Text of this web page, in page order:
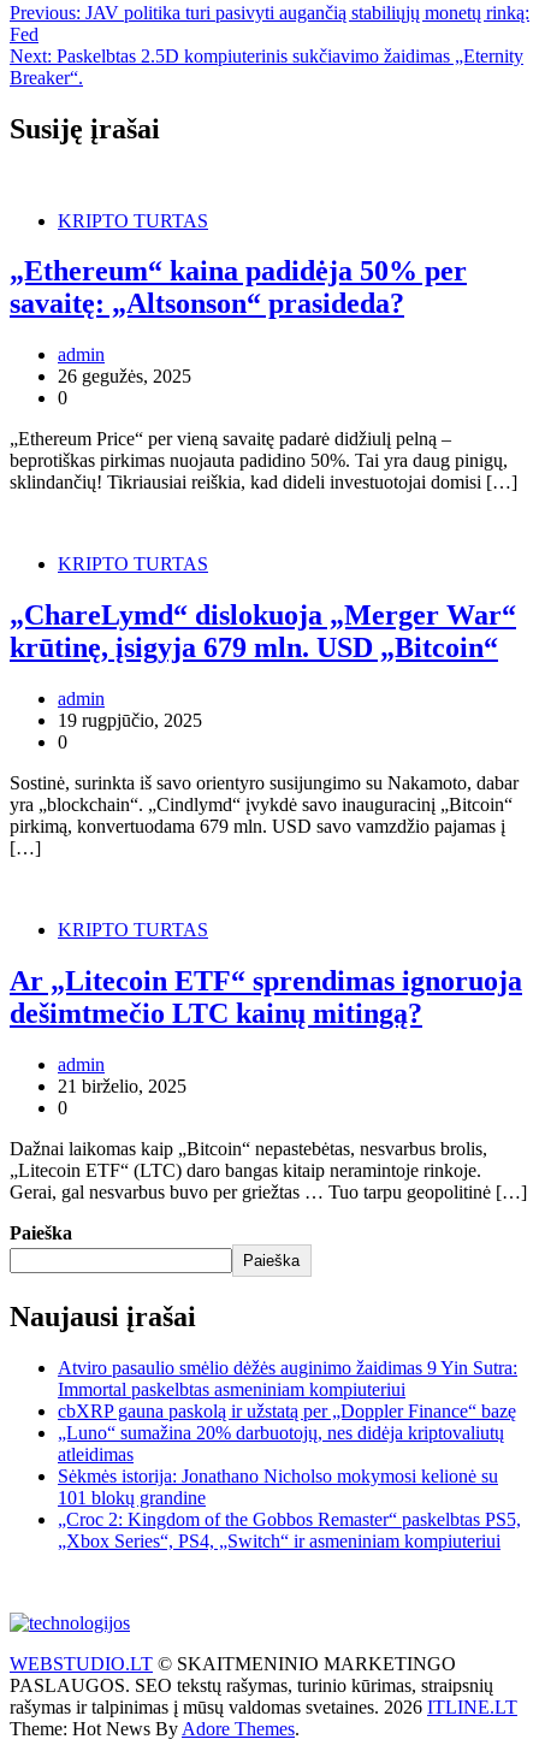
Previous: JAV politika turi pasivyti augančią stabiliųjų monetų rinką:
Fed
Next: Paskelbtas 2.5D kompiuterinis sukčiavimo žaidimas „Eternity
Breaker“.
Susiję įrašai
KRIPTO TURTAS
„Ethereum“ kaina padidėja 50% per
savaitę: „Altsonson“ prasideda?
admin
26 gegužės, 2025
0
„Ethereum Price“ per vieną savaitę padarė didžiulį pelną –
beprotiškas pirkimas nuojauta padidino 50%. Tai yra daug pinigų,
sklindančių! Tikriausiai reiškia, kad dideli investuotojai domisi […]
KRIPTO TURTAS
„ChareLymd“ dislokuoja „Merger War“
krūtinę, įsigyja 679 mln. USD „Bitcoin“
admin
19 rugpjūčio, 2025
0
Sostinė, surinkta iš savo orientyro susijungimo su Nakamoto, dabar
yra „blockchain“. „Cindlymd“ įvykdė savo inauguracinį „Bitcoin“
pirkimą, konvertuodama 679 mln. USD savo vamzdžio pajamas į
[…]
KRIPTO TURTAS
Ar „Litecoin ETF“ sprendimas ignoruoja
dešimtmečio LTC kainų mitingą?
admin
21 birželio, 2025
0
Dažnai laikomas kaip „Bitcoin“ nepastebėtas, nesvarbus brolis,
„Litecoin ETF“ (LTC) daro bangas kitaip neramintoje rinkoje.
Gerai, gal nesvarbus buvo per griežtas … Tuo tarpu geopolitinė […]
Paieška
Paieška
Naujausi įrašai
Atviro pasaulio smėlio dėžės auginimo žaidimas 9 Yin Sutra:
Immortal paskelbtas asmeniniam kompiuteriui
cbXRP gauna paskolą ir užstatą per „Doppler Finance“ bazę
„Luno“ sumažina 20% darbuotojų, nes didėja kriptovaliutų
atleidimas
Sėkmės istorija: Jonathano Nicholso mokymosi kelionė su
101 blokų grandine
„Croc 2: Kingdom of the Gobbos Remaster“ paskelbtas PS5,
„Xbox Series“, PS4, „Switch“ ir asmeniniam kompiuteriui
WEBSTUDIO.LT © SKAITMENINIO MARKETINGO
PASLAUGOS. SEO tekstų rašymas, turinio kūrimas, straipsnių
rašymas ir talpinimas į mūsų valdomas svetaines. 2026 ITLINE.LT
Theme: Hot News By Adore Themes.